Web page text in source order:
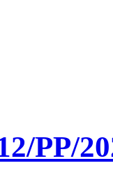
PP/